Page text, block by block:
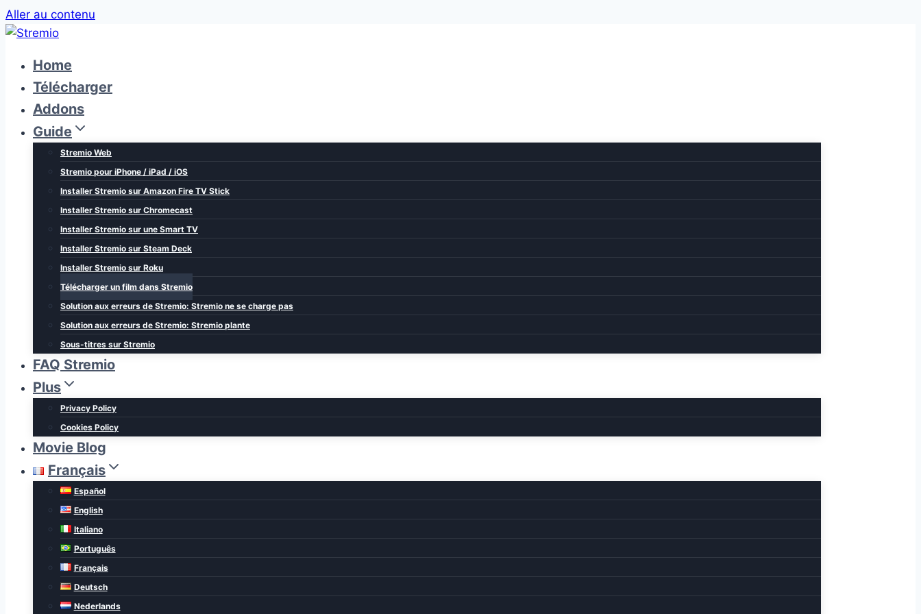
Aller au contenu
Home
Télécharger
Addons
Guide
Stremio Web
Stremio pour iPhone / iPad / iOS
Installer Stremio sur Amazon Fire TV Stick
Installer Stremio sur Chromecast
Installer Stremio sur une Smart TV
Installer Stremio sur Steam Deck
Installer Stremio sur Roku
Télécharger un film dans Stremio
Solution aux erreurs de Stremio: Stremio ne se charge pas
Solution aux erreurs de Stremio: Stremio plante
Sous-titres sur Stremio
FAQ Stremio
Plus
Privacy Policy
Cookies Policy
Movie Blog
Français
Español
English
Italiano
Português
Français
Deutsch
Nederlands